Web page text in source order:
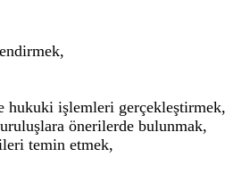
hukuki işlemleri gerçekleştirmek,
önerilerde bulunmak,
temin etmek,